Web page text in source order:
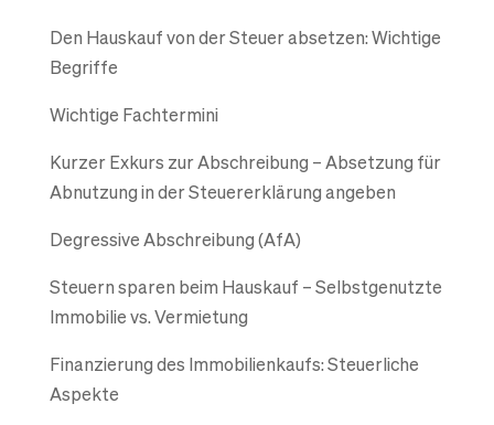
Den Hauskauf von der Steuer absetzen: Wichtige
Begriffe
Wichtige Fachtermini
Kurzer Exkurs zur Abschreibung – Absetzung für
Abnutzung in der Steuererklärung angeben
Degressive Abschreibung (AfA)
Steuern sparen beim Hauskauf – Selbstgenutzte
Immobilie vs. Vermietung
Finanzierung des Immobilienkaufs: Steuerliche
Aspekte